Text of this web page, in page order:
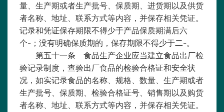
量、生产期或者生产批号、保质期、进货期以及供货
者名称、地址、联系方式等内容，并保存相关凭证。
记录和凭证保存期限不得少于产品保质期满后六
个-；没有明确保质期的，保存期限不得少于二-。
第五十一条 食品生产企业应当建立食品出厂检
验记录制度，查验出厂食品的检验合格证和安全状
况，如实记录食品的名称、规格、数量、生产期或者
生产批号、保质期、检验合格证号、销售期以及购货
者名称、地址、联系方式等内容，并保存相关凭证。